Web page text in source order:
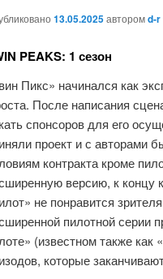
13.05.2025авторомd-r
PEAKS: 1 сезон
Пикс» начинался как
После написания
спонсоров для его
проект и с авторами
контракта кроме
версию, к концу
не понравится
пилотной серии
(известном также
которые